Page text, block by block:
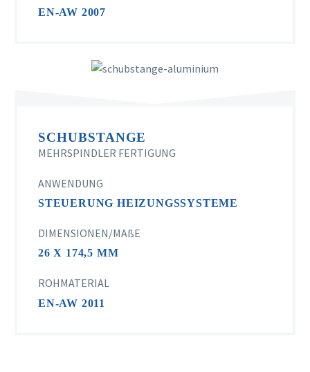
EN-AW 2007
SCHUBSTANGE
MEHRSPINDLER FERTIGUNG
ANWENDUNG
STEUERUNG HEIZUNGSSYSTEME
DIMENSIONEN/MAßE
26 X 174,5 MM
ROHMATERIAL
EN-AW 2011